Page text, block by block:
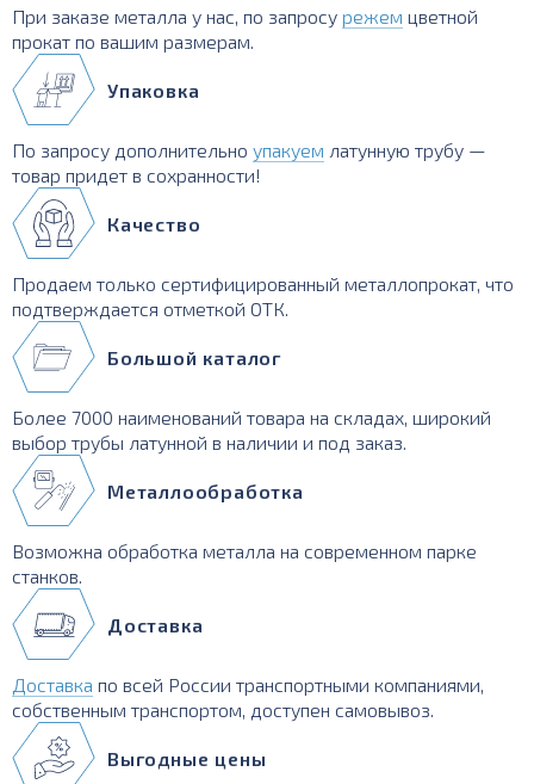
При заказе металла у нас, по запросу режем цветной
прокат по вашим размерам.
Упаковка
По запросу дополнительно упакуем латунную трубу —
товар придет в сохранности!
Качество
Продаем только сертифицированный металлопрокат, что
подтверждается отметкой ОТК.
Большой каталог
Более 7000 наименований товара на складах, широкий
выбор трубы латунной в наличии и под заказ.
Металлообработка
Возможна обработка металла на современном парке
станков.
Доставка
Доставка по всей России транспортными компаниями,
собственным транспортом, доступен самовывоз.
Выгодные цены